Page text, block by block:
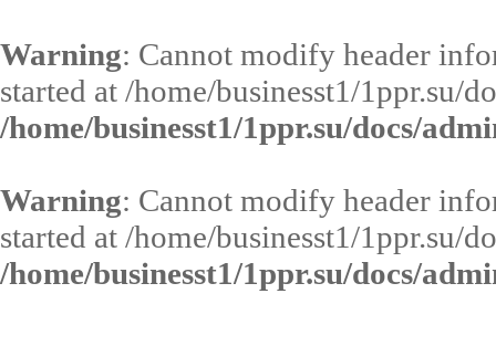
Warning: Cannot modify header
started at /home/businesst1/1ppr.su/
/home/businesst1/1ppr.su/docs/
Warning: Cannot modify header
started at /home/businesst1/1ppr.su/
/home/businesst1/1ppr.su/docs/